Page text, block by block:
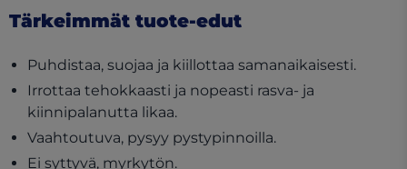
Tärkeimmät tuote-edut
Puhdistaa, suojaa ja kiillottaa samanaikaisesti.
Irrottaa tehokkaasti ja nopeasti rasva- ja
kiinnipalanutta likaa.
Vaahtoutuva, pysyy pystypinnoilla.
Ei syttyvä, myrkytön.